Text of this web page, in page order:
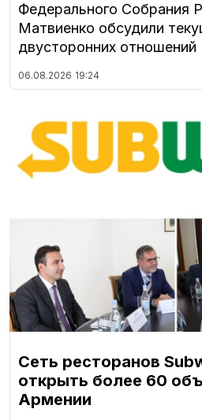
Федерального Собрания
Матвиенко обсудили
двусторонних отношений
06.08.2026 19:24
Сеть ресторанов
открыть более 60
Армении